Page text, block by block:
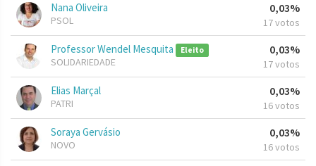
Nana Oliveira
PSOL
0,03%
17 votos
Professor Wendel Mesquita Eleito
SOLIDARIEDADE
0,03%
17 votos
Elias Marçal
PATRI
0,03%
16 votos
Soraya Gervásio
NOVO
0,03%
16 votos